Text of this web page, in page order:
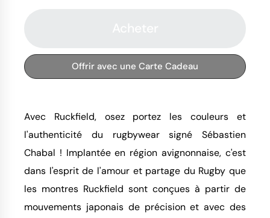
Offrir avec une Carte Cadeau
Avec Ruckfield, osez portez les couleurs et
l'authenticité du rugbywear signé Sébastien
Chabal ! Implantée en région avignonnaise, c'est
dans l'esprit de l'amour et partage du Rugby que
les montres Ruckfield sont conçues à partir de
mouvements japonais de précision et avec des